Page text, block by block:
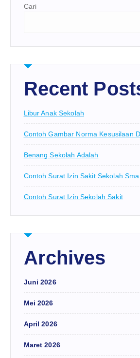
Cari
Recent
Libur Anak Sekolah
Contoh Gambar Norma Kesusilaan
Benang Sekolah Adalah
Contoh Surat Izin Sakit Sekolah Sma
Contoh Surat Izin Sekolah Sakit
Archives
Juni 2026
Mei 2026
April 2026
Maret 2026